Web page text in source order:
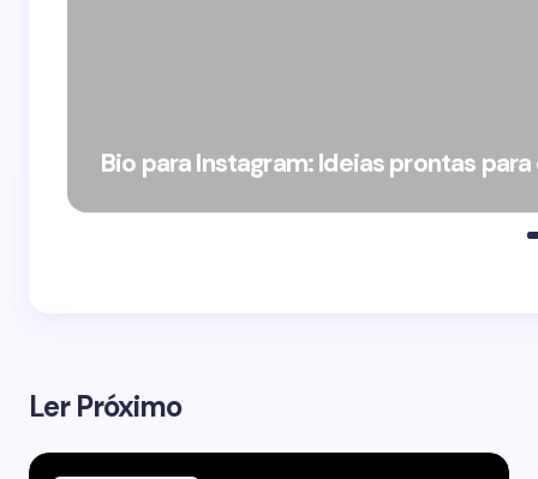
Bio para Instagram: Ideias prontas
Ler Próximo